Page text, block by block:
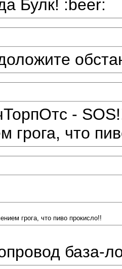
Булк! :beer:
-
грога, что
грога, что пиво прокисло!!
база-